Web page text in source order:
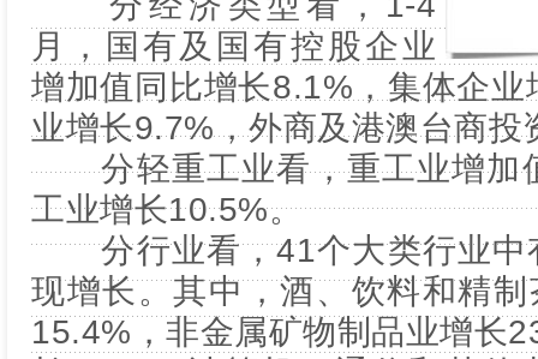
月，国有及国有控股企业
增加值同比增长8.1%，集体企
业增长9.7%，外商及港澳台商投
分轻重工业看，重工业增加
工业增长10.5%。
分行业看，41个大类行业中
现增长。其中，酒、饮料和精
15.4%，非金属矿物制品业增长